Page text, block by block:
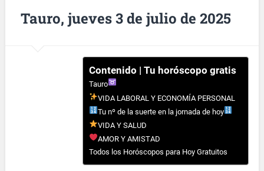
Tauro, jueves 3 de julio de 2025
Contenido | Tu horóscopo gratis
Tauro
VIDA LABORAL Y ECONOMÍA PERSONAL
Tu nº de la suerte en la jornada de hoy
VIDA Y SALUD
AMOR Y AMISTAD
Todos los Horóscopos para Hoy Gratuitos